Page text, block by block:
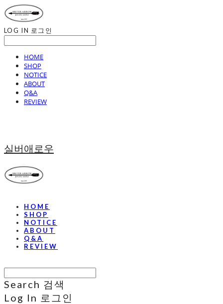
LOG IN 로그인
HOME
SHOP
NOTICE
ABOUT
Q&A
REVIEW
실버애로우
HOME
SHOP
NOTICE
ABOUT
Q&A
REVIEW
Search 검색
Log In 로그인